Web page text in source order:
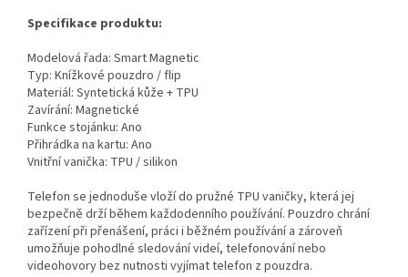
Specifikace produktu:
Modelová řada: Smart Magnetic
Typ: Knížkové pouzdro / flip
Materiál: Syntetická kůže + TPU
Zavírání: Magnetické
Funkce stojánku: Ano
Přihrádka na kartu: Ano
Vnitřní vanička: TPU / silikon
Telefon se jednoduše vloží do pružné TPU vaničky, která jej
bezpečně drží během každodenního používání. Pouzdro chrání
zařízení při přenášení, práci i běžném používání a zároveň
umožňuje pohodlné sledování videí, telefonování nebo
videohovory bez nutnosti vyjímat telefon z pouzdra.